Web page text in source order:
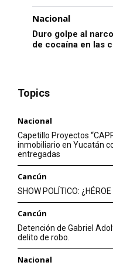
Nacional
Duro golpe al
de cocaína en las
Topics
Nacional
Capetillo Proyectos
inmobiliario en Yucatán
entregadas
Cancún
SHOW POLÍTICO:
Cancún
Detención de Gabriel
delito de robo.
Nacional